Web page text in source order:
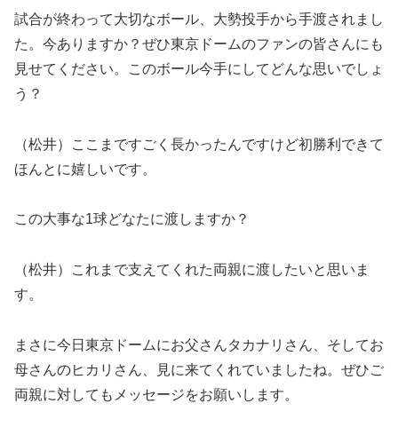
試合が終わって大切なボール、大勢投手から手渡されまし
た。今ありますか？ぜひ東京ドームのファンの皆さんにも
見せてください。このボール今手にしてどんな思いでしょ
う？
（松井）ここまですごく長かったんですけど初勝利できて
ほんとに嬉しいです。
この大事な1球どなたに渡しますか？
（松井）これまで支えてくれた両親に渡したいと思いま
す。
まさに今日東京ドームにお父さんタカナリさん、そしてお
母さんのヒカリさん、見に来てくれていましたね。ぜひご
両親に対してもメッセージをお願いします。